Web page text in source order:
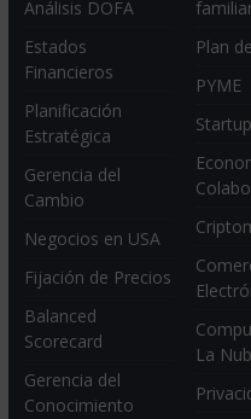
Análisis DOFA
Estados
Financieros
Planificación
Estratégica
Gerencia del
Cambio
Negocios en USA
Fijación de Precios
Balanced
Scorecard
Gerencia del
Conocimiento
Plan
PYME
La